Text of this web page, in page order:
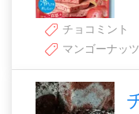
チョコミント
マンゴーナッ